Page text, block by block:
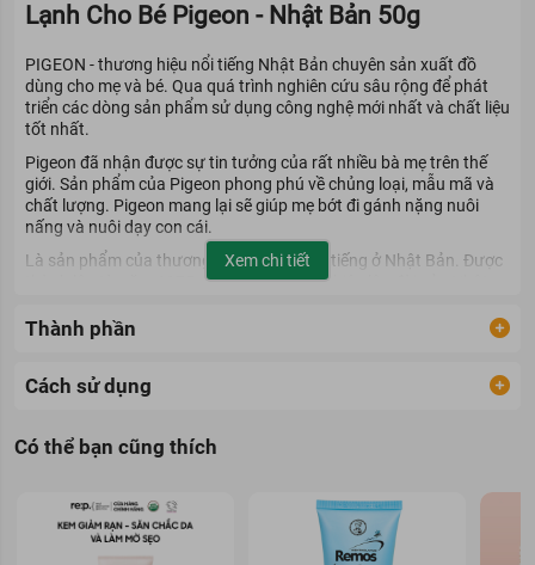
Lạnh Cho Bé Pigeon - Nhật Bản 50g
PIGEON - thương hiệu nổi tiếng Nhật Bản chuyên sản xuất đồ
dùng cho mẹ và bé. Qua quá trình nghiên cứu sâu rộng để phát
triển các dòng sản phẩm sử dụng công nghệ mới nhất và chất liệu
tốt nhất.
Pigeon đã nhận được sự tin tưởng của rất nhiều bà mẹ trên thế
giới. Sản phẩm của Pigeon phong phú về chủng loại, mẫu mã và
chất lượng. Pigeon mang lại sẽ giúp mẹ bớt đi gánh nặng nuôi
nấng và nuôi dạy con cái.
Là sản phẩm của thương hiệu Pigeon nổi tiếng ở Nhật Bản. Được
thành lập từ năm 1975. Pigeon là thương hiệu lâu đời của Nhật
Pigeon nghiên cứu kỹ lưỡng và áp dụng những công nghệ mới
bé.
ảnh này tượng trưng cho tình yêu giữa mẹ và con. Trái tim to
tượng trưng cho tình yêu của mẹ . Bên cạnh đó, trái tim nhỏ
Qua đây, công ty muốn gửi đến thông điệp: “hãy dành sự quan
tâm và yêu thương đến các em nhỏ, như tình yêu thương của mẹ
dành cho con yêu của mình”!
Xem chi tiết
Thành phần
Cách sử dụng
Có thể bạn cũng thích